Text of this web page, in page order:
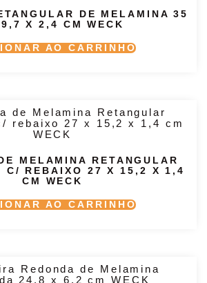
DE MELAMINA 35
X 2,4 CM WECK
AO CARRINHO
MELAMINA RETANGULAR
C/ REBAIXO 27 X 15,2 X 1,4
CM WECK
AO CARRINHO